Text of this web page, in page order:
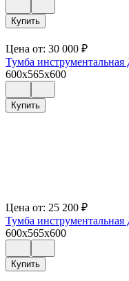
Купить
Цена от: 30 000 ₽
Тумба
600x565x600
Купить
Цена от: 25 200 ₽
Тумба
600x565x600
Купить